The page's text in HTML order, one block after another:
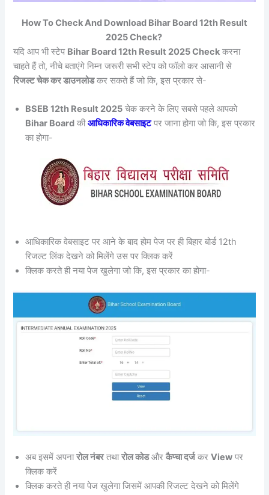
How To Check And Download Bihar Board 12th Result
2025 Check?
यदि आप भी स्टेप Bihar Board 12th Result 2025 Check करना
चाहते हैं तो, नीचे बताएंगे निम्न जरूरी सभी स्टेप को फॉलो कर आसानी से
रिजल्ट चेक कर डाउनलोडकर सकते हैं जो कि, इस प्रकार से-
BSEB 12th Result 2025 चेक करने के लिए सबसे पहले आपको
Bihar Board कीआधिकारिक वेबसाइटपर जाना होगा जो कि, इस प्रकार
का होगा-
आधिकारिक वेबसाइट पर आने के बाद होम पेज पर ही बिहार बोर्ड 12th
रिजल्ट लिंक देखने को मिलेंगे उस पर क्लिक करें
क्लिक करते ही नया पेज खुलेगा जो कि, इस प्रकार का होगा-
अब इसमें अपनारोल नंबरतथारोल कोडऔरकैप्चा दर्जकरView पर
क्लिक करें
क्लिक करते ही नया पेज खुलेगा जिसमें आपकी रिजल्ट देखने को मिलेंगे